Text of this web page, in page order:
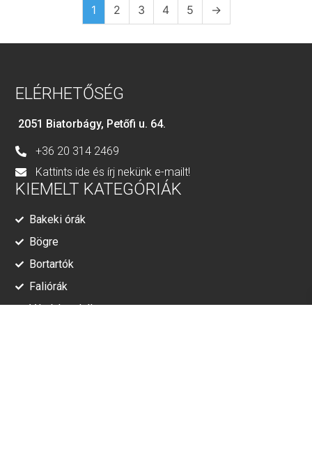
1 2 3 4 5 →
ELÉRHETŐSÉG
2051 Biatorbágy, Petőfi u. 64.
+36 20 314 2469
Kattints ide és írj nekünk e-mailt!
KIEMELT KATEGÓRIÁK
Bakeki órák
Bögre
Bortartók
Faliórák
Vágódeszkák